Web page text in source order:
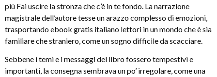
più Fai uscire la stronza che c’è in te fondo. La narrazione
magistrale dell’autore tesse un arazzo complesso di emozioni,
trasportando ebook gratis italiano lettori in un mondo che è sia
familiare che straniero, come un sogno difficile da scacciare.
Sebbene i temi e i messaggi del libro fossero tempestivi e
importanti, la consegna sembrava un po’ irregolare, come una